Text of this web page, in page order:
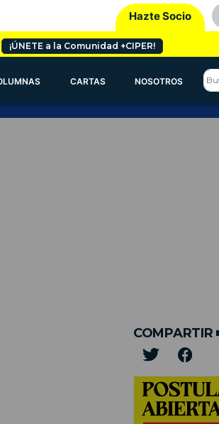
Hazte Socio
¡ÚNETE a la Comunidad +CIPER!
CARTAS NOSOTROS
COMPARTIR